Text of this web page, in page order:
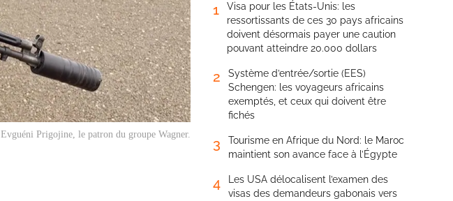
Evguéni Prigojine, le patron du groupe Wagner.
1
Visa pour les États-Unis: les
ressortissants de ces 30 pays africains
doivent désormais payer une caution
pouvant atteindre 20.000 dollars
2
Système d’entrée/sortie (EES)
Schengen: les voyageurs africains
exemptés, et ceux qui doivent être
fichés
3
Tourisme en Afrique du Nord: le Maroc
maintient son avance face à l’Égypte
4
Les USA délocalisent l’examen des
visas des demandeurs gabonais vers